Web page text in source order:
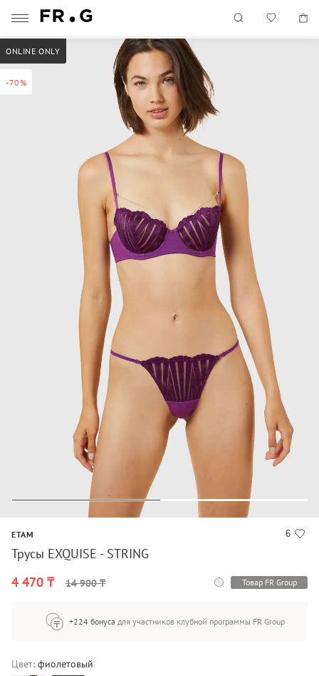
-70%
ONLINE ONLY
6
ETAM
Трусы EXQUISE - STRING
4 470 ₸
14 900 ₸ Товар FR Group
+224 бонуса для участников клубной программы FR Group
Цвет: фиолетовый